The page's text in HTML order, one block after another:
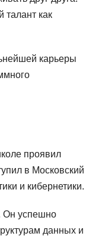
талант как
карьеры
проявил
в Московский
и кибернетики.
Он успешно
данных и